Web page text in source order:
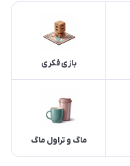
بازی فکری
ماگ و تراول ماگ